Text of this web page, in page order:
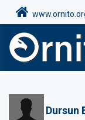
Dursun